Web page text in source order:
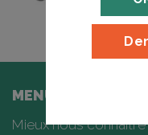
MENU
Mieux nous connaître